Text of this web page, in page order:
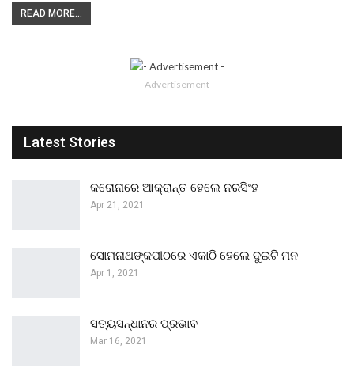
READ MORE...
- Advertisement -
Latest Stories
କରୋନାରେ ଆକ୍ରାନ୍ତ ହେଲେ ନରସିଂହ
Apr 21, 2021
ସୋମନାଥଙ୍କପୀଠରେ ଏକାଠି ହେଲେ ଦୁଇଟି ମନ
Apr 1, 2021
ସତ୍ୟସନ୍ଧାନର ପ୍ରଭାବ
Mar 16, 2021